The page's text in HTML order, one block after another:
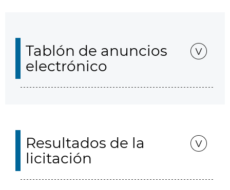
Tablón de anuncios
electrónico
Resultados de la
licitación